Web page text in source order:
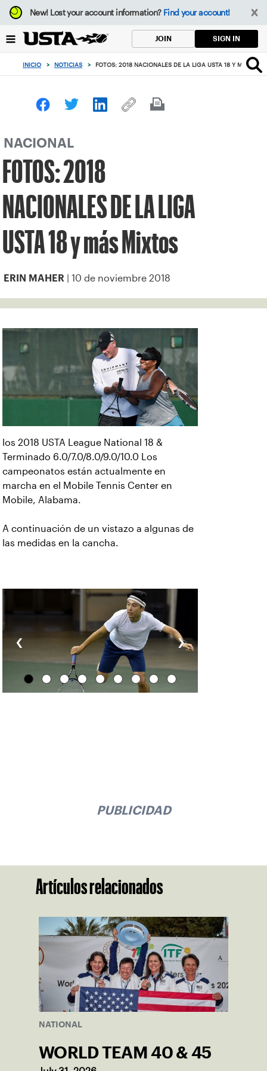
Enfoque
desde
botón
volver
principio
New!Lost your account information? Find your account!
JOIN SIGN IN
INICIO > NOTICIAS > FOTOS: 2018 NACIONALES DE LA LIGA USTA 18 Y MÁS
NACIONAL
FOTOS: 2018
NACIONALES DE LA LIGA
USTA 18 y más Mixtos
ERIN MAHER | 10 de noviembre 2018
los 2018 USTA League National 18 &
Terminado 6.0/7.0/8.0/9.0/10.0 Los
campeonatos están actualmente en
marcha en el Mobile Tennis Center en
Mobile, Alabama.
A continuación de un vistazo a algunas de
las medidas en la cancha.
‹ ›
PUBLICIDAD
Artículos relacionados
NATIONAL
WORLD TEAM 40 & 45